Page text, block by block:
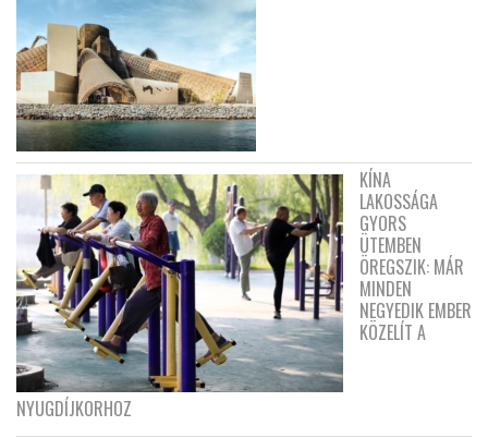
KÍNA
LAKOSSÁGA
GYORS
ÜTEMBEN
ÖREGSZIK: MÁR
MINDEN
NEGYEDIK EMBER
KÖZELÍT A
NYUGDÍJKORHOZ